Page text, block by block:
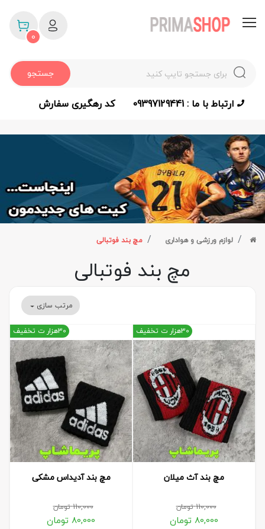
جستجو
0
ارتباط با ما : 09397129441 کد رهگیری سفارش
لوازم ورزشی و هواداری مچ بند فوتبالی
مچ بند فوتبالی
مرتب سازی
مچ بند آث میلان
110,000تومان
80,000 تومان
30هزار ت تخفیف
مچ بند آدیداس مشکی
110,000تومان
80,000 تومان
30هزار ت تخفیف